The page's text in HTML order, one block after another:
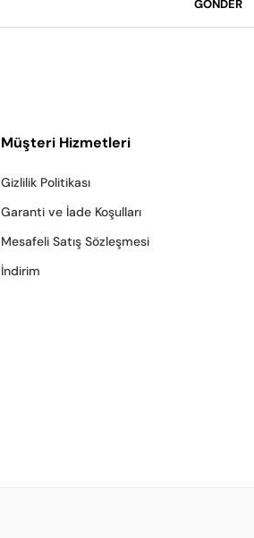
GÖNDER
Müşteri Hizmetleri
Gizlilik Politikası
Garanti ve İade Koşulları
Mesafeli Satış Sözleşmesi
İndirim